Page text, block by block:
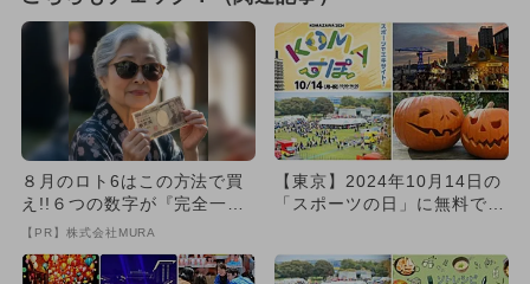
８月のロト6はこの方法で買
え!!６つの数字が『完全一
致』する方法
【PR】株式会社MURA
【東京】2024年10月14日の
「スポーツの日」に無料で楽